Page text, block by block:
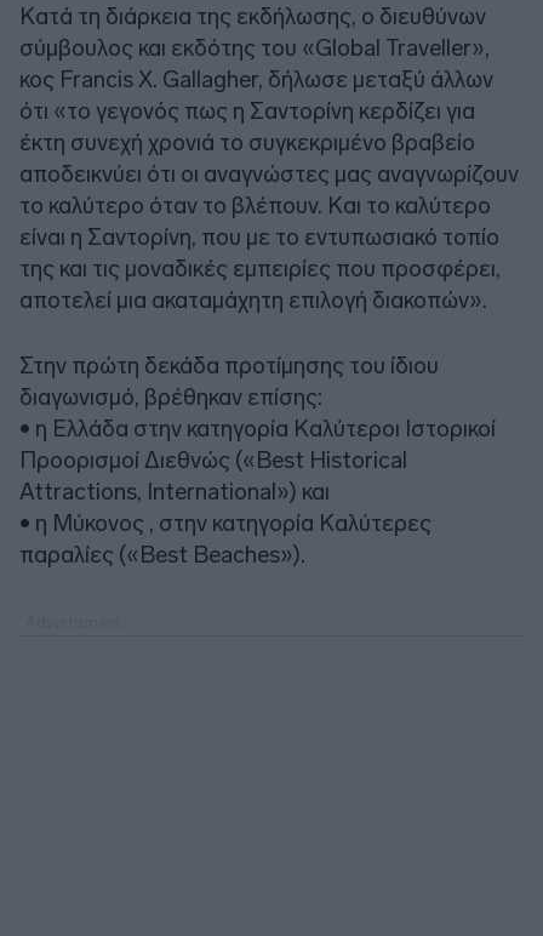
Κατά τη διάρκεια της εκδήλωσης, ο διευθύνων
σύμβουλος και εκδότης του «Global Traveller»,
κος Francis X. Gallagher, δήλωσε μεταξύ άλλων
ότι «το γεγονός πως η Σαντορίνη κερδίζει για
έκτη συνεχή χρονιά το συγκεκριμένο βραβείο
αποδεικνύει ότι οι αναγνώστες μας αναγνωρίζουν
το καλύτερο όταν το βλέπουν. Και το καλύτερο
είναι η Σαντορίνη, που με το εντυπωσιακό τοπίο
της και τις μοναδικές εμπειρίες που προσφέρει,
αποτελεί μια ακαταμάχητη επιλογή διακοπών».
Στην πρώτη δεκάδα προτίμησης του ίδιου
διαγωνισμό, βρέθηκαν επίσης:
• η Ελλάδα στην κατηγορία Καλύτεροι Ιστορικοί
Προορισμοί Διεθνώς («Best Historical
Attractions, International») και
• η Μύκονος , στην κατηγορία Καλύτερες
παραλίες («Best Beaches»).